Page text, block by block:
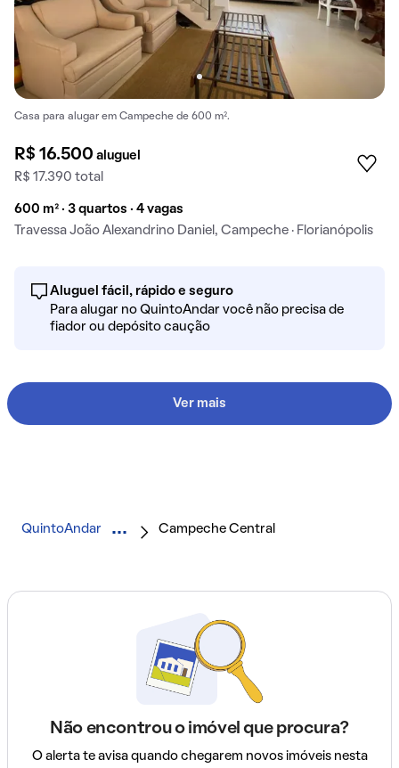
Casa para alugar em Campeche de 600 m².
R$ 16.500aluguel
R$ 17.390 total
600 m² · 3 quartos · 4 vagas
Travessa João Alexandrino Daniel, Campeche · Florianópolis
Aluguel fácil, rápido e seguro
Para alugar no QuintoAndar você não precisa de
fiador ou depósito caução
Ver mais
QuintoAndar Campeche Central
Não encontrou o imóvel que procura?
O alerta te avisa quando chegarem novos imóveis nesta